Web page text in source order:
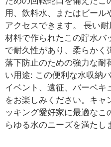
用、飲料水、またはビール
アクセスできます。 長い
材料で作られたこの貯水バ
で耐久性があり、柔らかく
落下防止のための強力な耐
い用途: この便利な水収納
イベント、遠征、バーベキ
をお楽しみください。キ
ッキング愛好家に最適なこ
らゆる水のニーズを満たし